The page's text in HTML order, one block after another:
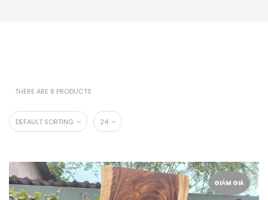
THERE ARE 8 PRODUCTS
DEFAULT SORTING 24
GIẢM GIÁ